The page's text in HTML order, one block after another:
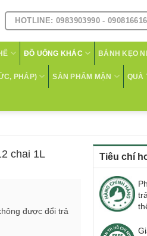
HOTLINE: 0983903990 -
ĐỒ UỐNG KHÁC BÁNH KẸO
PHÁP) SẢN PHẨM MẶN QUÀ
Tiêu chí
chai 1L
được đổi trả